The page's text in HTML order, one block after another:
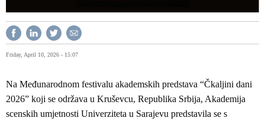
Friday, April 10, 2026 - 15:07
Na Međunarodnom festivalu akademskih predstava “Čkaljini dani
2026” koji se održava u Kruševcu, Republika Srbija, Akademija
scenskih umjetnosti Univerziteta u Sarajevu predstavila se s